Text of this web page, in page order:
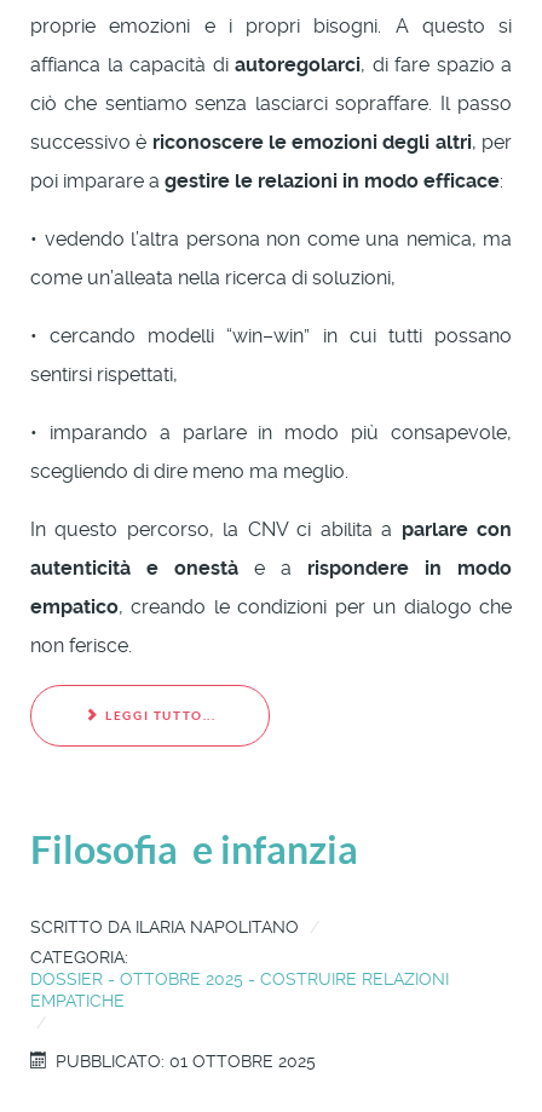
proprie emozioni e i propri bisogni. A questo si
affianca la capacità di autoregolarci, di fare spazio a
ciò che sentiamo senza lasciarci sopraffare. Il passo
successivo è riconoscere le emozioni degli altri, per
poi imparare a gestire le relazioni in modo efficace:
• vedendo l’altra persona non come una nemica, ma
come un’alleata nella ricerca di soluzioni,
• cercando modelli “win–win” in cui tutti possano
sentirsi rispettati,
• imparando a parlare in modo più consapevole,
scegliendo di dire meno ma meglio.
In questo percorso, la CNV ci abilita a parlare con
autenticità e onestà e a rispondere in modo
empatico, creando le condizioni per un dialogo che
non ferisce.
LEGGI TUTTO...
Filosofia e infanzia
SCRITTO DA ILARIA NAPOLITANO
CATEGORIA:
DOSSIER - OTTOBRE 2025 - COSTRUIRE RELAZIONI
EMPATICHE
PUBBLICATO: 01 OTTOBRE 2025